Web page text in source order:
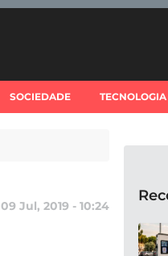
SOCIEDADE TECNOLOGIA
09 Jul, 2019 - 10:24